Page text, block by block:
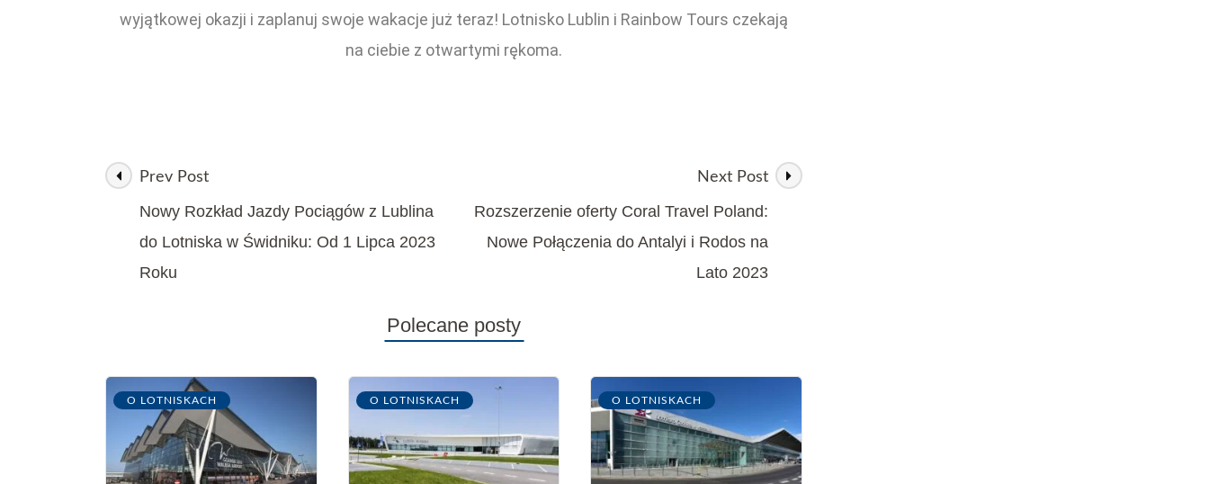
wyjątkowej okazji i zaplanuj swoje wakacje już teraz! Lotnisko Lublin i Rainbow Tours czekają
na ciebie z otwartymi rękoma.
Prev Post
Nowy Rozkład Jazdy Pociągów z Lublina
do Lotniska w Świdniku: Od 1 Lipca 2023
Roku
Next Post
Rozszerzenie oferty Coral Travel Poland:
Nowe Połączenia do Antalyi i Rodos na
Lato 2023
Polecane posty
O LOTNISKACH O LOTNISKACH O LOTNISKACH